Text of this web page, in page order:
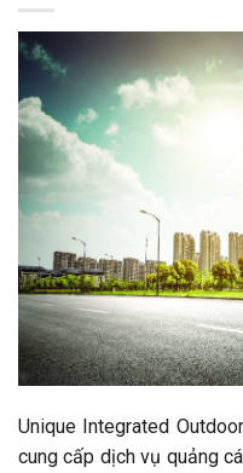
Unique Integrated
cung cấp dịch vụ quảng